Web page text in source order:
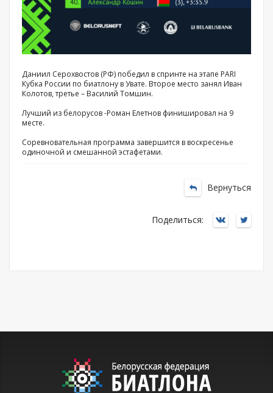
Даниил Серохвостов (РФ) победил в спринте на этапе PARI
Кубка России по биатлону в Увате. Второе место занял Иван
Колотов, третье – Василий Томшин.
Лучший из белорусов -Роман Елетнов финишировал на 9
месте.
Соревновательная программа завершится в воскресенье
одиночной и смешанной эстафетами.
Вернуться
Поделиться: